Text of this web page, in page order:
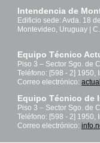
Intendencia de
Edificio sede: Avda. 18
Montevideo, Uruguay |
Equipo Técnico
Piso 3 – Sector Sgo. de
Teléfono: [598 - 2] 1950,
Correo electrónico:
Equipo Técnico de
Piso 3 – Sector Sgo. de
Teléfono: [598 - 2] 1950,
Correo electrónico: